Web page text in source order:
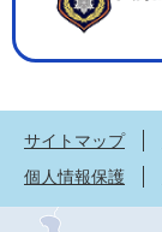
サイトマップ
個人情報保護